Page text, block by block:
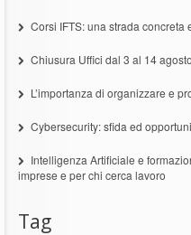
Corsi IFTS: una strada
Chiusura Uffici dal 3 al 14
L’importanza di organizzare e
Cybersecurity: sfida ed
Intelligenza Artificiale e
imprese e per chi cerca lavoro
Tag